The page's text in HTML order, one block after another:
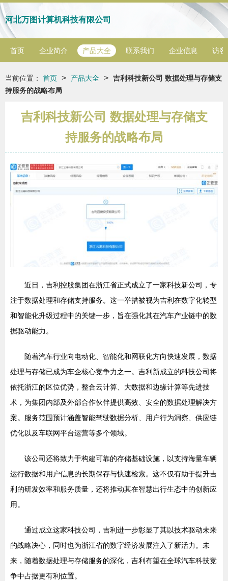
河北万图计算机科技有限公司
首页 企业简介 产品大全 联系我们 企业信息 访客
当前位置： 首页 > 产品大全 > 吉利科技新公司 数据处理与存储支
持服务的战略布局
吉利科技新公司 数据处理与存储支
持服务的战略布局
近日，吉利控股集团在浙江省正式成立了一家科技新公司，专
注于数据处理和存储支持服务。这一举措被视为吉利在数字化转型
和智能化升级过程中的关键一步，旨在强化其在汽车产业链中的数
据驱动能力。
随着汽车行业向电动化、智能化和网联化方向快速发展，数据
处理与存储已成为车企核心竞争力之一。吉利新成立的科技公司将
依托浙江的区位优势，整合云计算、大数据和边缘计算等先进技
术，为集团内部及外部合作伙伴提供高效、安全的数据处理解决方
案。服务范围预计涵盖智能驾驶数据分析、用户行为洞察、供应链
优化以及车联网平台运营等多个领域。
该公司还将致力于构建可靠的存储基础设施，以支持海量车辆
运行数据和用户信息的长期保存与快速检索。这不仅有助于提升吉
利的研发效率和服务质量，还将推动其在智慧出行生态中的创新应
用。
通过成立这家科技公司，吉利进一步彰显了其以技术驱动未来
的战略决心，同时也为浙江省的数字经济发展注入了新活力。未
来，随着数据处理与存储服务的深化，吉利有望在全球汽车科技竞
争中占据更有利位置。